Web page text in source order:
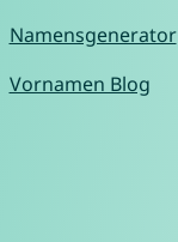
Namensgenerator
Vornamen Blog